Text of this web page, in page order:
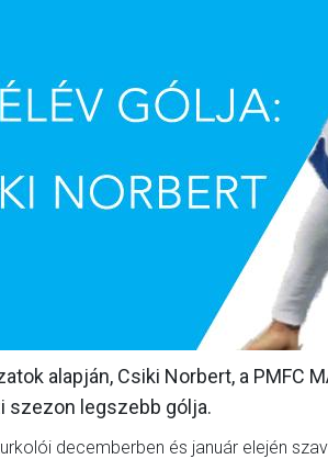
alapján, Csiki Norbert, a PMFC
szezon legszebb gólja.
decemberben és január elején